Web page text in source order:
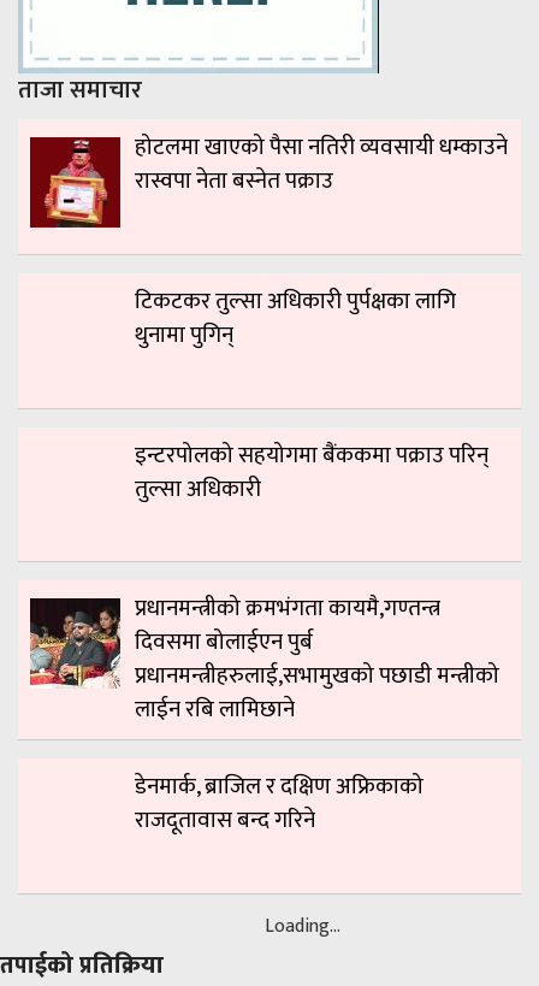
ताजा समाचार
होटलमा खाएको पैसा नतिरी व्यवसायी धम्काउने
रास्वपा नेता बस्नेत पक्राउ
टिकटकर तुल्सा अधिकारी पुर्पक्षका लागि
थुनामा पुगिन्
इन्टरपोलको सहयोगमा बैंककमा पक्राउ परिन्
तुल्सा अधिकारी
प्रधानमन्त्रीको क्रमभंगता कायमै,गण्तन्त्र
दिवसमा बोलाईएन पुर्ब
प्रधानमन्त्रीहरुलाई,सभामुखको पछाडी मन्त्रीको
लाईन रबि लामिछाने
डेनमार्क, ब्राजिल र दक्षिण अफ्रिकाको
राजदूतावास बन्द गरिने
तपाईको प्रतिक्रिया
Loading...